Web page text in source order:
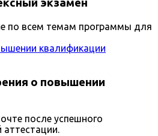
экзамен
по всем темам программы для
о повышении
после успешного